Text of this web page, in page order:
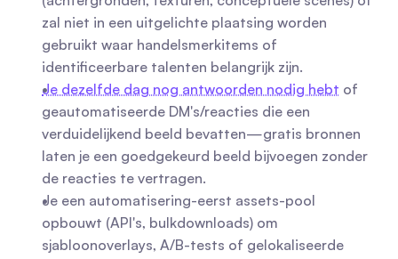
zal niet in een uitgelichte plaatsing worden
gebruikt waar handelsmerkitems of
identificeerbare talenten belangrijk zijn.
Je dezelfde dag nog antwoorden nodig hebt of
geautomatiseerde DM's/reacties die een
verduidelijkend beeld bevatten—gratis bronnen
laten je een goedgekeurd beeld bijvoegen zonder
de reacties te vertragen.
Je een automatisering-eerst assets-pool
opbouwt (API's, bulkdownloads) om
sjabloonoverlays, A/B-tests of gelokaliseerde